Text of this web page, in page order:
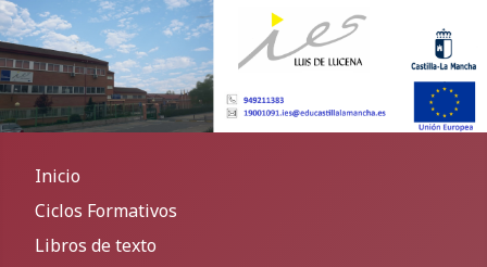
Inicio
Ciclos Formativos
Libros de texto